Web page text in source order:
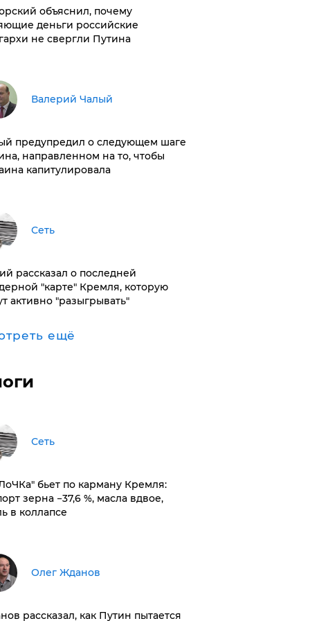
объяснил, почему
деньги российские
не свергли Путина
Валерий Чалый
предупредил о следующем шаге
направленном на то, чтобы
капитулировала
Сеть
рассказал о последней
"карте" Кремля, которую
активно "разыгрывать"
ещё
Сеть
бьет по карману Кремля:
зерна −37,6 %, масла вдвое,
в коллапсе
Олег Жданов
рассказал, как Путин пытается